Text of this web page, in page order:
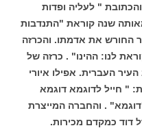
והכתובת " לעליה ופדות
שנה קוראת "התנדבות
החורש את אדמתו. והכרזה
לנו: ההינו" . כרזה של
העברית. אפילו איורי
" חייל לדוגמא דוגמא
. והחברה המייצרת
דוד כמקדם מכירות.